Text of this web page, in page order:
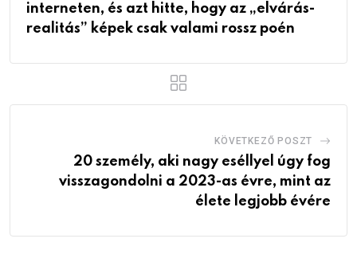
interneten, és azt hitte, hogy az „elvárás-
realitás” képek csak valami rossz poén
KÖVETKEZŐ POSZT
20 személy, aki nagy eséllyel úgy fog
visszagondolni a 2023-as évre, mint az
élete legjobb évére